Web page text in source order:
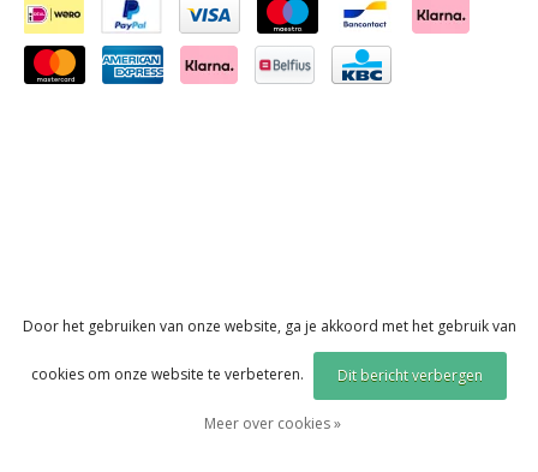
Door het gebruiken van onze website, ga je akkoord met het gebruik van
cookies om onze website te verbeteren. Dit bericht verbergen
Meer over cookies »